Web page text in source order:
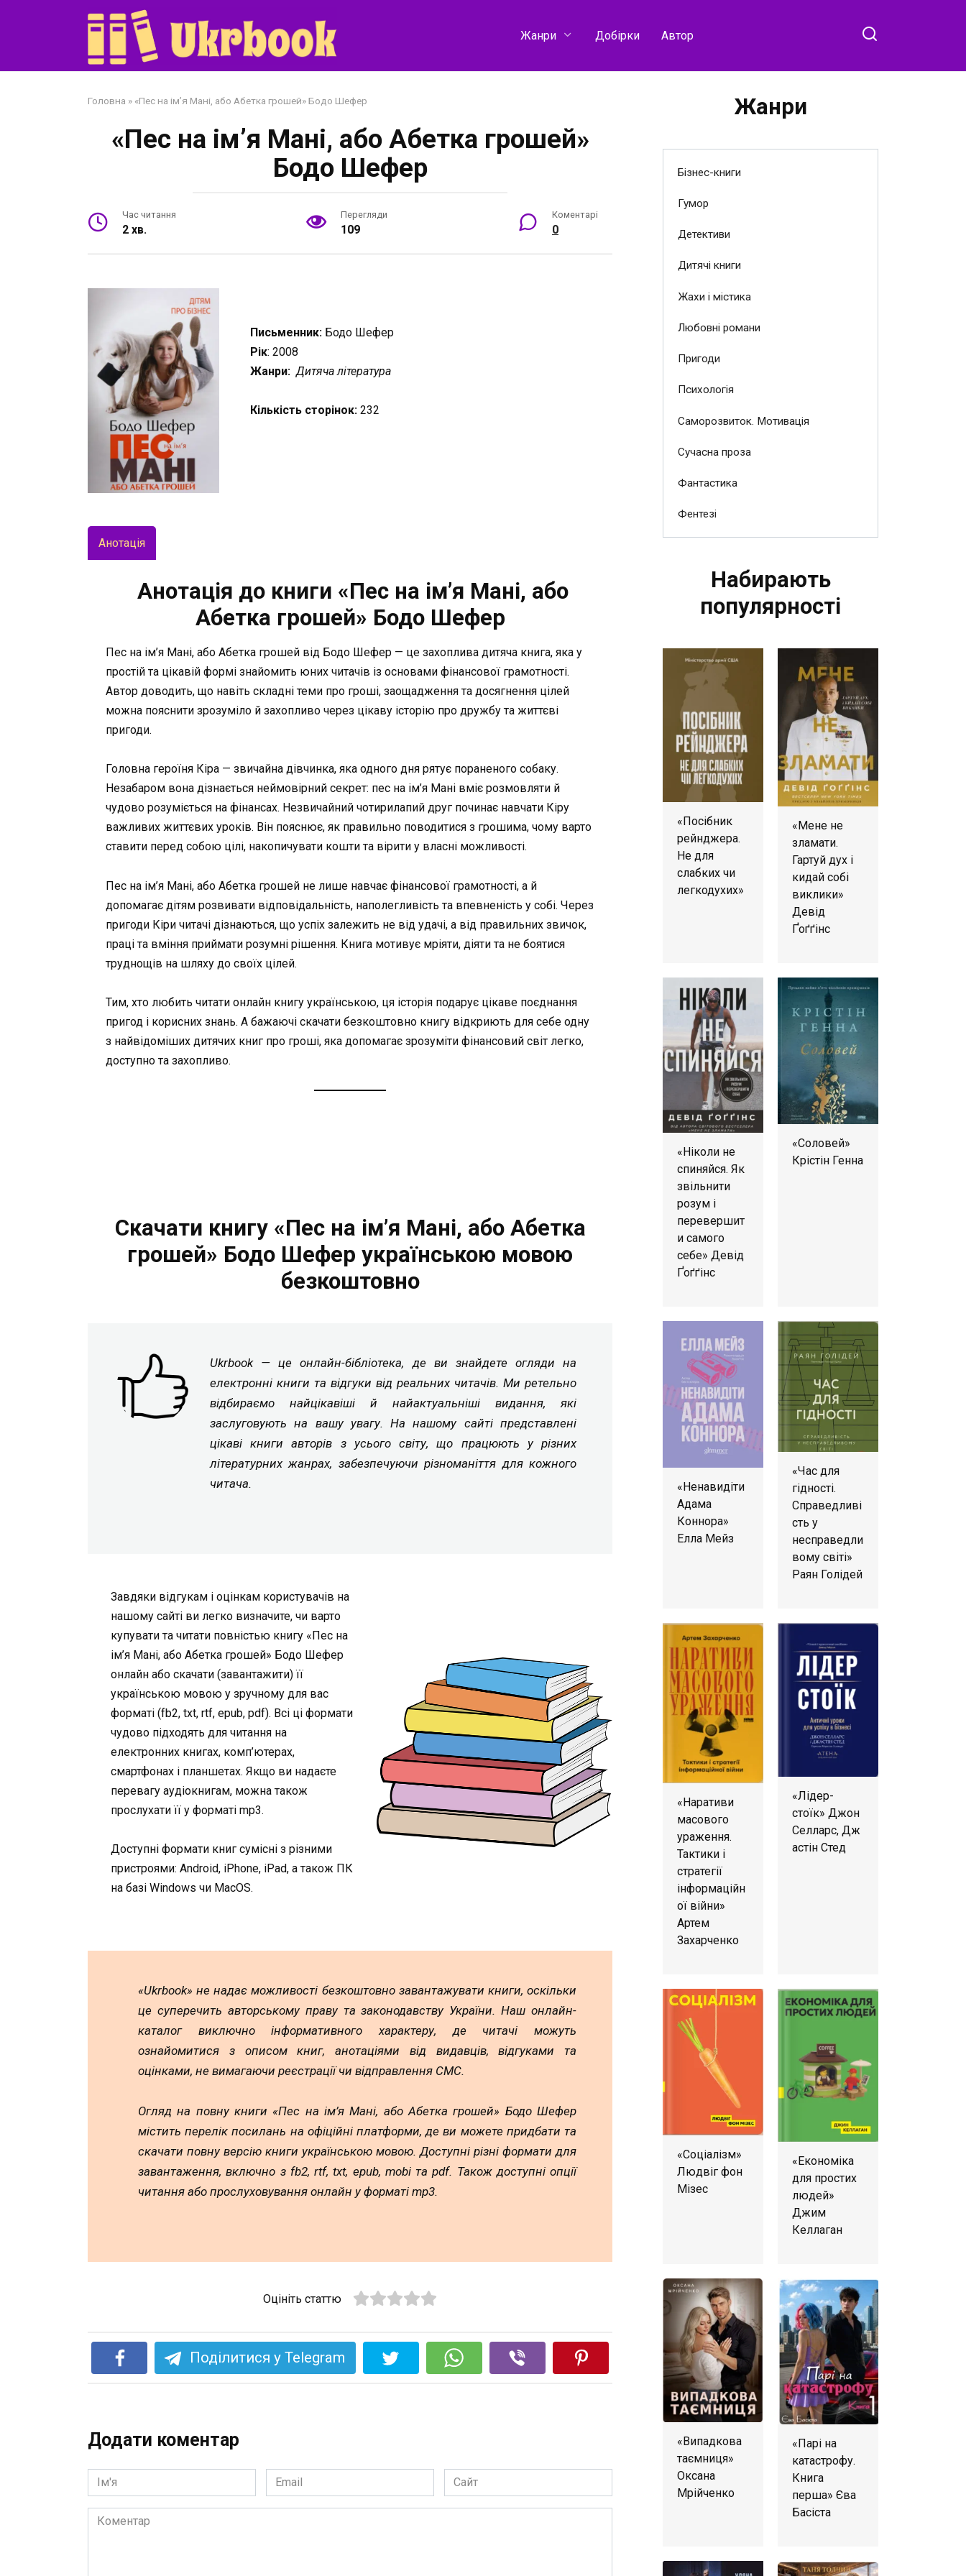
Жанри Добірки Автор
Головна » «Пес на ім’я Мані, або Абетка грошей» Бодо Шефер
«Пес на ім’я Мані, або Абетка грошей»
Бодо Шефер
Час читання
2 хв.
Перегляди
109
Коментарі
0
Письменник: Бодо Шефер
Рік: 2008
Жанри: Дитяча література
Кількість сторінок: 232
Анотація
Анотація до книги «Пес на ім’я Мані, або
Абетка грошей» Бодо Шефер
Пес на ім’я Мані, або Абетка грошей від Бодо Шефер — це захоплива дитяча книга, яка у
простій та цікавій формі знайомить юних читачів із основами фінансової грамотності.
Автор доводить, що навіть складні теми про гроші, заощадження та досягнення цілей
можна пояснити зрозуміло й захопливо через цікаву історію про дружбу та життєві
пригоди.
Головна героїня Кіра — звичайна дівчинка, яка одного дня рятує пораненого собаку.
Незабаром вона дізнається неймовірний секрет: пес на ім’я Мані вміє розмовляти й
чудово розуміється на фінансах. Незвичайний чотирилапий друг починає навчати Кіру
важливих життєвих уроків. Він пояснює, як правильно поводитися з грошима, чому варто
ставити перед собою цілі, накопичувати кошти та вірити у власні можливості.
Пес на ім’я Мані, або Абетка грошей не лише навчає фінансової грамотності, а й
допомагає дітям розвивати відповідальність, наполегливість та впевненість у собі. Через
пригоди Кіри читачі дізнаються, що успіх залежить не від удачі, а від правильних звичок,
праці та вміння приймати розумні рішення. Книга мотивує мріяти, діяти та не боятися
труднощів на шляху до своїх цілей.
Тим, хто любить читати онлайн книгу українською, ця історія подарує цікаве поєднання
пригод і корисних знань. А бажаючі скачати безкоштовно книгу відкриють для себе одну
з найвідоміших дитячих книг про гроші, яка допомагає зрозуміти фінансовий світ легко,
доступно та захопливо.
Скачати книгу «Пес на ім’я Мані, або Абетка
грошей» Бодо Шефер українською мовою
безкоштовно
Ukrbook — це онлайн-бібліотека, де ви знайдете огляди на
електронні книги та відгуки від реальних читачів. Ми ретельно
відбираємо найцікавіші й найактуальніші видання, які
заслуговують на вашу увагу. На нашому сайті представлені
цікаві книги авторів з усього світу, що працюють у різних
літературних жанрах, забезпечуючи різноманіття для кожного
читача.
Завдяки відгукам і оцінкам користувачів на
нашому сайті ви легко визначите, чи варто
купувати та читати повністью книгу «Пес на
ім’я Мані, або Абетка грошей» Бодо Шефер
онлайн або скачати (завантажити) її
українською мовою у зручному для вас
форматі (fb2, txt, rtf, epub, pdf). Всі ці формати
чудово підходять для читання на
електронних книгах, комп’ютерах,
смартфонах і планшетах. Якщо ви надаєте
перевагу аудіокнигам, можна також
прослухати її у форматі mp3.
Доступні формати книг сумісні з різними
пристроями: Android, iPhone, iPad, а також ПК
на базі Windows чи MacOS.
«Ukrbook» не надає можливості безкоштовно завантажувати книги, оскільки
це суперечить авторському праву та законодавству України. Наш онлайн-
каталог виключно інформативного характеру, де читачі можуть
ознайомитися з описом книг, анотаціями від видавців, відгуками та
оцінками, не вимагаючи реєстрації чи відправлення СМС.
Огляд на повну книги «Пес на ім’я Мані, або Абетка грошей» Бодо Шефер
містить перелік посилань на офіційні платформи, де ви можете придбати та
скачати повну версію книги українською мовою. Доступні різні формати для
завантаження, включно з fb2, rtf, txt, epub, mobi та pdf. Також доступні опції
читання або прослуховування онлайн у форматі mp3.
Оцініть статтю
Поділитися у Telegram
Додати коментар
Ім'я
*
Email
*
Сайт
Коментар
Жанри
Бізнес-книги
Гумор
Детективи
Дитячі книги
Жахи і містика
Любовні романи
Пригоди
Психологія
Саморозвиток. Мотивація
Сучасна проза
Фантастика
Фентезі
Набирають
популярності
«Посібник
рейнджера.
Не для
слабких чи
легкодухих»
«Мене не
зламати.
Гартуй дух і
кидай собі
виклики»
Девід
Ґоґґінс
«Ніколи не
спиняйся. Як
звільнити
розум і
перевершит
и самого
себе» Девід
Ґоґґінс
«Соловей»
Крістін Генна
«Ненавидіти
Адама
Коннора»
Елла Мейз
«Час для
гідності.
Справедливі
сть у
несправедли
вому світі»
Раян Голідей
«Наративи
масового
ураження.
Тактики і
стратегії
інформаційн
ої війни»
Артем
Захарченко
«Лідер-
стоїк» Джон
Селларс, Дж
астін Стед
«Соціалізм»
Людвіг фон
Мізес
«Економіка
для простих
людей»
Джим
Келлаган
«Випадкова
таємниця»
Оксана
Мрійченко
«Парі на
катастрофу.
Книга
перша» Єва
Басіста